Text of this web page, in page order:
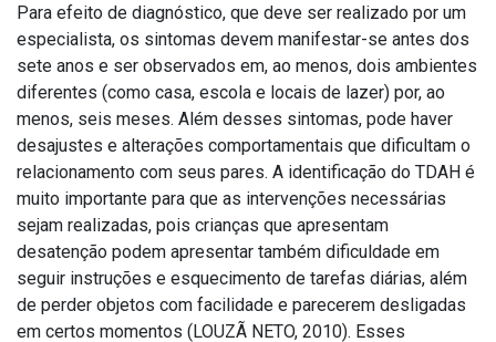
Para efeito de diagnóstico, que deve ser realizado por um
especialista, os sintomas devem manifestar-se antes dos
sete anos e ser observados em, ao menos, dois ambientes
diferentes (como casa, escola e locais de lazer) por, ao
menos, seis meses. Além desses sintomas, pode haver
desajustes e alterações comportamentais que dificultam o
relacionamento com seus pares. A identificação do TDAH é
muito importante para que as intervenções necessárias
sejam realizadas, pois crianças que apresentam
desatenção podem apresentar também dificuldade em
seguir instruções e esquecimento de tarefas diárias, além
de perder objetos com facilidade e parecerem desligadas
em certos momentos (LOUZÃ NETO, 2010). Esses